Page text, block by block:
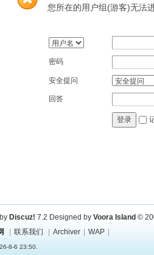
您所在的用户组(游客)无法
密码
安全提问
回答
登录
Discuz! 7.2 Designed by Voora Island ©
联系我们 Archiver WAP
8-6 23:50.